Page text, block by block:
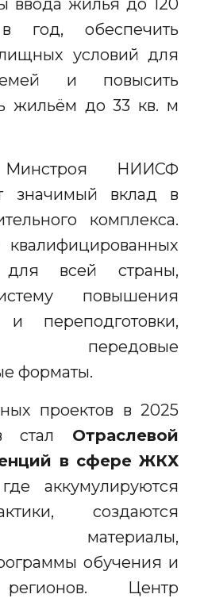
ввода жилья до 120
обеспечить
условий для
и повысить
жильём до 33 кв. м
Минстроя НИИСФ
значимый вклад в
комплекса.
для всей страны,
повышения
и переподготовки,
передовые
форматы.
проектов в 2025
стал Отраслевой
в сфере ЖКХ
аккумулируются
создаются
материалы,
обучения и
Центр